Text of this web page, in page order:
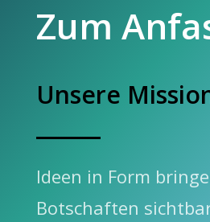
Zum
Unsere
Ideen in Form
Botschaften